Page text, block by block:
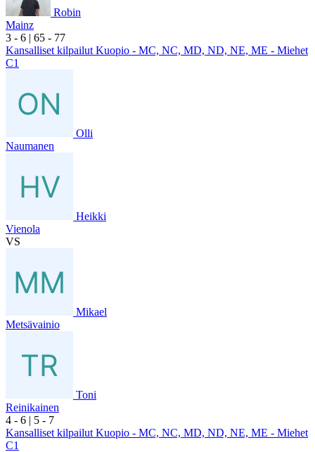
Robin
Mainz
3 - 6 | 65 - 77
Kansalliset kilpailut Kuopio - MC, NC, MD, ND, NE, ME - Miehet
C1
Olli
Naumanen
Heikki
Vienola
VS
Mikael
Metsävainio
Toni
Reinikainen
4 - 6 | 5 - 7
Kansalliset kilpailut Kuopio - MC, NC, MD, ND, NE, ME - Miehet
C1